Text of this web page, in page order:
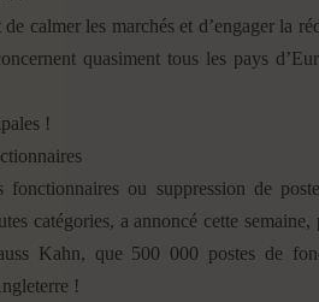
calmer les marchés et d’engager la
quasiment tous les pays
!
fonctionnaires ou suppression de
catégories, a annoncé cette
Kahn, que 500 000 postes de
!